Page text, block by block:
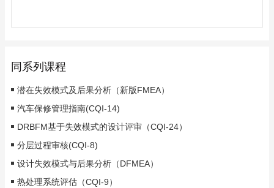
同系列课程
潜在失效模式及后果分析（新版FMEA）
汽车保修管理指南(CQI-14)
DRBFM基于失效模式的设计评审（CQI-24）
分层过程审核(CQI-8)
设计失效模式与后果分析（DFMEA）
热处理系统评估（CQI-9）